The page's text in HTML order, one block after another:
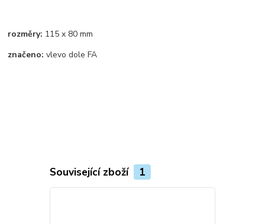
rozměry: 115 x 80 mm
značeno: vlevo dole FA
Související zboží 1